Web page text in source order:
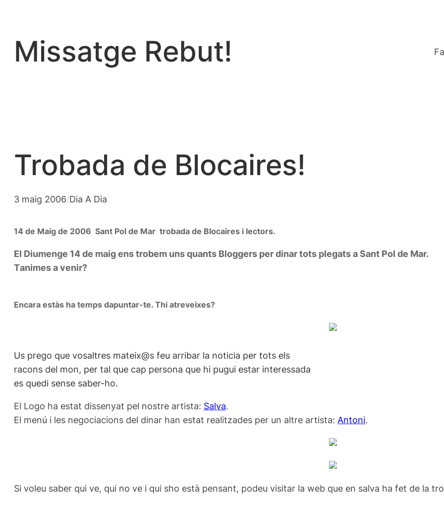
contingut
Missatge Rebut!
Trobada de Blocaires!
3 maig 2006/Dia A Dia
14 de Maig de 2006  Sant Pol de Mar  trobada de Blocaires i lectors.
El Diumenge 14 de maig ens trobem uns quants Bloggers per dinar tots plegats a Sant Pol de Mar.
Tanimes a venir?
Encara estàs ha temps dapuntar-te. Thi atreveixes?
Us prego que vosaltres mateix@s feu arribar la noticia per tots els
racons del mon, per tal que cap persona que hi pugui estar interessada
es quedi sense saber-ho.
El Logo ha estat dissenyat pel nostre artista: Salva.
El menú i les negociacions del dinar han estat realitzades per un altre artista: Antoni.
Si voleu saber qui ve, qui no ve i qui sho està pensant, podeu visitar la web que en salva ha fet de la